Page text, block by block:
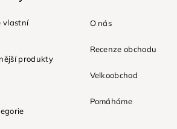
vlastní
produkty
O nás
Recenze obchodu
Velkoobchod
Pomáháme